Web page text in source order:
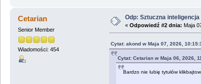
Cetarian
Senior Member
Wiadomości: 454
Odp: Sztuczna
« Odpowiedź #2 dnia: Maja
Cytat: akond w Maja 07, 2026,
Cytat: Cetarian w Maja 06, 2026,
Bardzo nie lubię tytułów